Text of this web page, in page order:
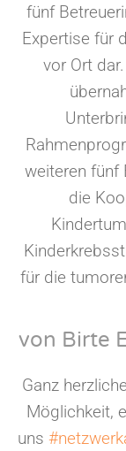
fünf
Expertise für
vor Ort
weiteren fünf
die
für die
von Birte
Ganz
Möglichkeit,
uns